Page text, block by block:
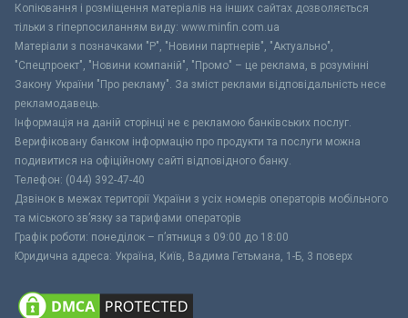
Копіювання і розміщення матеріалів на інших сайтах дозволяється
тільки з гіперпосиланням виду: www.minfin.com.ua
Матеріали з позначками "Р", "Новини партнерів", "Актуально",
"Спецпроект", "Новини компаній", "Промо" – це реклама, в розумінні
Закону України "Про рекламу". За зміст реклами відповідальність несе
рекламодавець.
Інформація на даній сторінці не є рекламою банківських послуг.
Верифіковану банком інформацію про продукти та послуги можна
подивитися на офіційному сайті відповідного банку.
Телефон: (044) 392-47-40
Дзвінок в межах території України з усіх номерів операторів мобільного
та міського зв’язку за тарифами операторів
Графік роботи: понеділок – п’ятниця з 09:00 до 18:00
Юридична адреса: Україна, Київ, Вадима Гетьмана, 1-Б, 3 поверх